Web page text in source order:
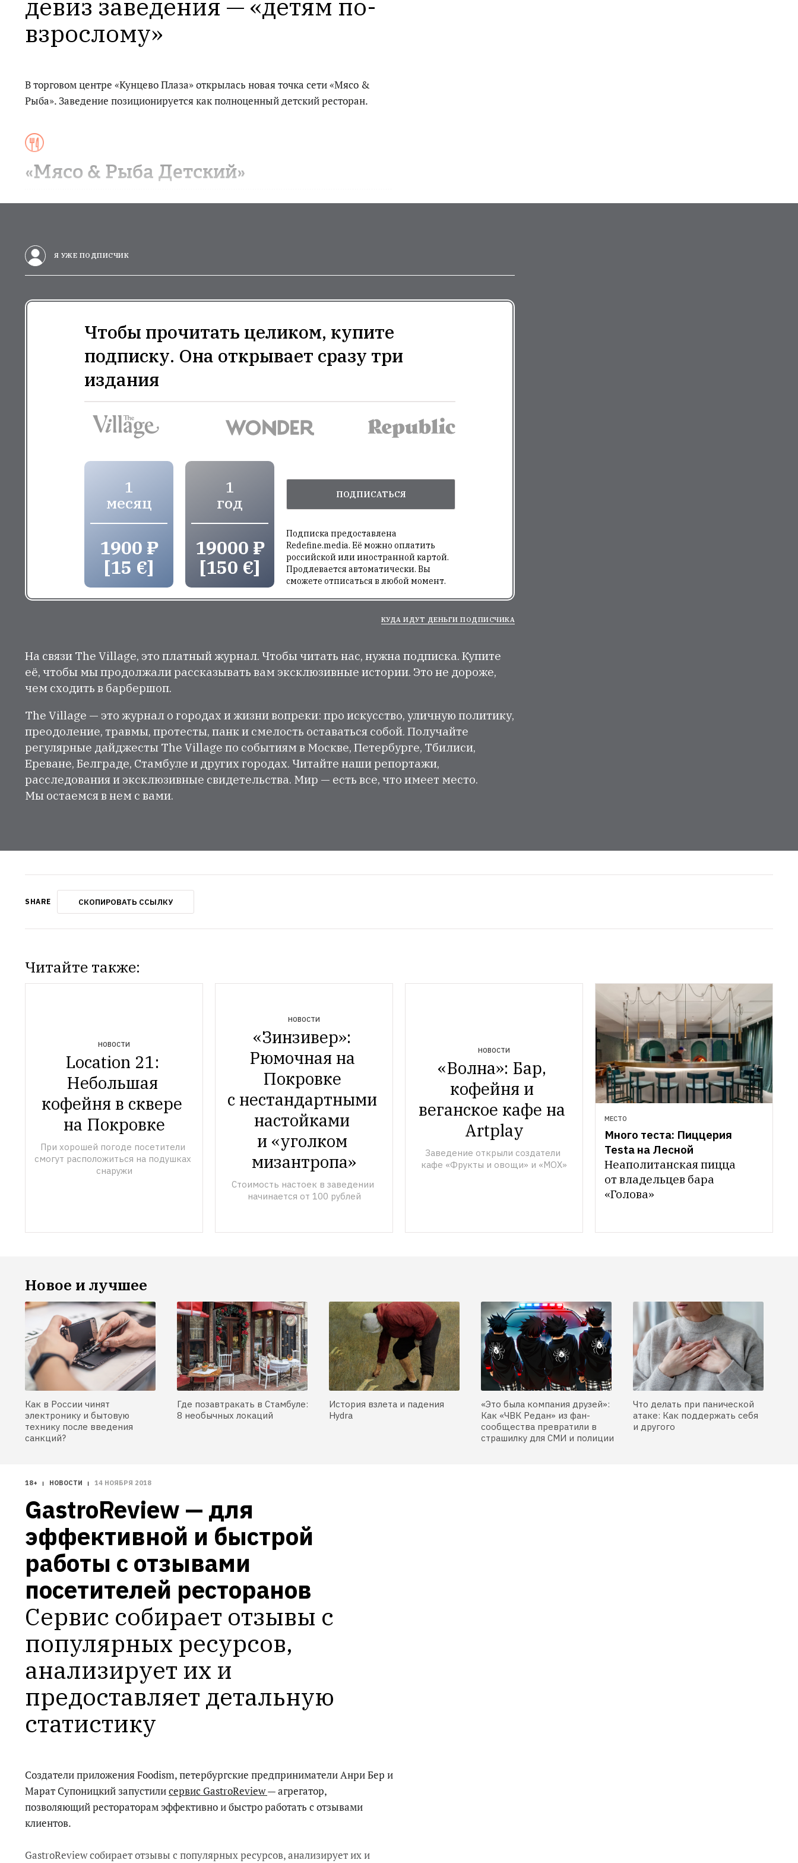
девиз заведения — «детям по-
взрослому»
В торговом центре «Кунцево Плаза» открылась новая точка сети «Мясо &
Рыба». Заведение позиционируется как полноценный детский ресторан.
«Мясо & Рыба Детский»
Я УЖЕ ПОДПИСЧИК
Чтобы прочитать целиком, купите
подписку. Она открывает сразу три
издания
1
месяц
1900 ₽
[15 €]
1
год
19000 ₽
[150 €]
ПОДПИСАТЬСЯ
Подписка предоставлена
Redefine.media. Её можно оплатить
российской или иностранной картой.
Продлевается автоматически. Вы
сможете отписаться в любой момент.
КУДА ИДУТ ДЕНЬГИ ПОДПИСЧИКА
На связи The Village, это платный журнал. Чтобы читать нас, нужна подписка. Купите
её, чтобы мы продолжали рассказывать вам эксклюзивные истории. Это не дороже,
чем сходить в барбершоп.
The Village — это журнал о городах и жизни вопреки: про искусство, уличную политику,
преодоление, травмы, протесты, панк и смелость оставаться собой. Получайте
регулярные дайджесты The Village по событиям в Москве, Петербурге, Тбилиси,
Ереване, Белграде, Стамбуле и других городах. Читайте наши репортажи,
расследования и эксклюзивные свидетельства. Мир — есть все, что имеет место.
Мы остаемся в нем с вами.
SHARE СКОПИРОВАТЬ ССЫЛКУ
Читайте также:
НОВОСТИ
Location 21:
Небольшая
кофейня в сквере
на Покровке
При хорошей погоде посетители
смогут расположиться на подушках
снаружи
НОВОСТИ
«Зинзивер»:
Рюмочная на
Покровке
с нестандартными
настойками
и «уголком
мизантропа»
Стоимость настоек в заведении
начинается от 100 рублей
НОВОСТИ
«Волна»: Бар,
кофейня и
веганское кафе на
Artplay
Заведение открыли создатели
кафе «Фрукты и овощи» и «МОХ»
МЕСТО
Много теста: Пиццерия
Testa на Лесной
Неаполитанская пицца
от владельцев бара
«Голова»
Новое и лучшее
Как в России чинят
электронику и бытовую
технику после введения
санкций?
Где позавтракать в Стамбуле:
8 необычных локаций
История взлета и падения
Hydra
«Это была компания друзей»:
Как «ЧВК Редан» из фан-
сообщества превратили в
страшилку для СМИ и полиции
Что делать при панической
атаке: Как поддержать себя
и другого
18+ НОВОСТИ 14 НОЯБРЯ 2018
GastroReview — для
эффективной и быстрой
работы с отзывами
посетителей ресторанов
Сервис собирает отзывы с
популярных ресурсов,
анализирует их и
предоставляет детальную
статистику
Создатели приложения Foodism, петербургские предприниматели Анри Бер и
Марат Супоницкий запустилисервис GastroReview— агрегатор,
позволяющий рестораторам эффективно и быстро работать с отзывами
клиентов.
GastroReview собирает отзывы с популярных ресурсов, анализирует их и